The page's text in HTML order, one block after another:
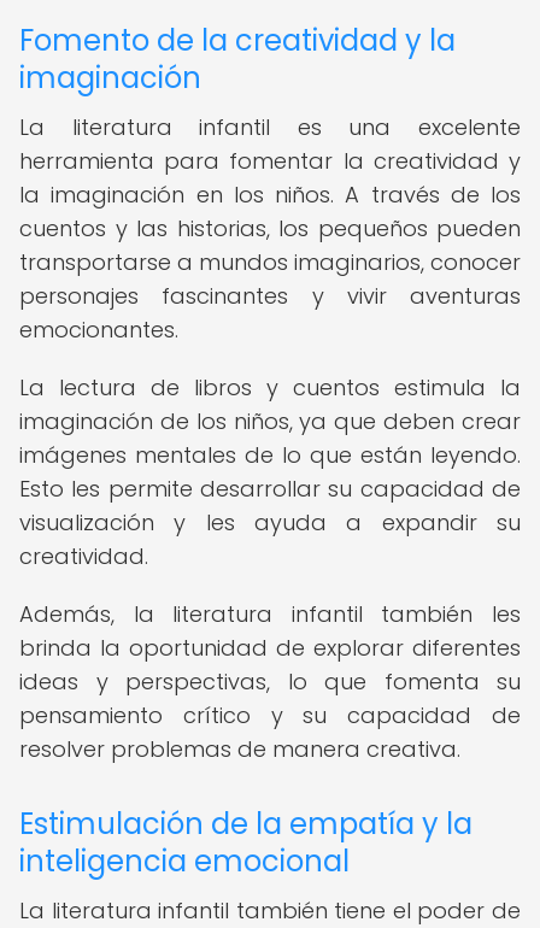
Fomento de la creatividad y la
imaginación
La literatura infantil es una excelente
herramienta para fomentar la creatividad y
la imaginación en los niños. A través de los
cuentos y las historias, los pequeños pueden
transportarse a mundos imaginarios, conocer
personajes fascinantes y vivir aventuras
emocionantes.
La lectura de libros y cuentos estimula la
imaginación de los niños, ya que deben crear
imágenes mentales de lo que están leyendo.
Esto les permite desarrollar su capacidad de
visualización y les ayuda a expandir su
creatividad.
Además, la literatura infantil también les
brinda la oportunidad de explorar diferentes
ideas y perspectivas, lo que fomenta su
pensamiento crítico y su capacidad de
resolver problemas de manera creativa.
Estimulación de la empatía y la
inteligencia emocional
La literatura infantil también tiene el poder de